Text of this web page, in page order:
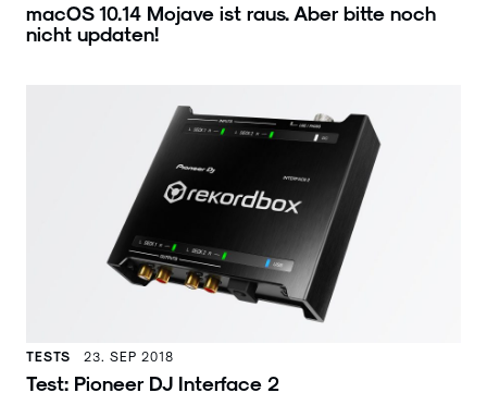
macOS 10.14 Mojave ist raus. Aber bitte noch
nicht updaten!
TESTS 23. SEP 2018
Test: Pioneer DJ Interface 2